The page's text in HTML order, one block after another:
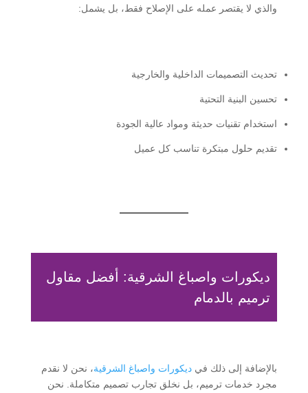
والذي لا يقتصر عمله على الإصلاح فقط، بل يشمل:
تحديث التصميمات الداخلية والخارجية
تحسين البنية التحتية
استخدام تقنيات حديثة ومواد عالية الجودة
تقديم حلول مبتكرة تناسب كل عميل
ديكورات واصباغ الشرقية: أفضل مقاول
ترميم بالدمام
بالإضافة إلى ذلك في ديكورات واصباغ الشرقية، نحن لا نقدم
مجرد خدمات ترميم، بل نخلق تجارب تصميم متكاملة. نحن